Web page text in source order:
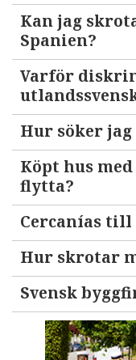
Kan jag
Spanien?
Varför
Hur söker
Köpt hus
flytta?
Cercanías till
Hur skrotar
Svensk